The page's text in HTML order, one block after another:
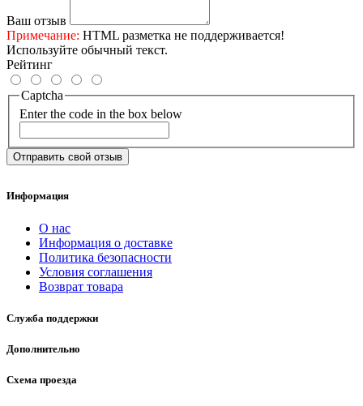
Ваш отзыв
Примечание: HTML разметка не поддерживается!
Используйте обычный текст.
Рейтинг
Captcha
Enter the code in the box below
Отправить свой отзыв
Информация
О нас
Информация о доставке
Политика безопасности
Условия соглашения
Возврат товара
Служба поддержки
Дополнительно
Схема проезда